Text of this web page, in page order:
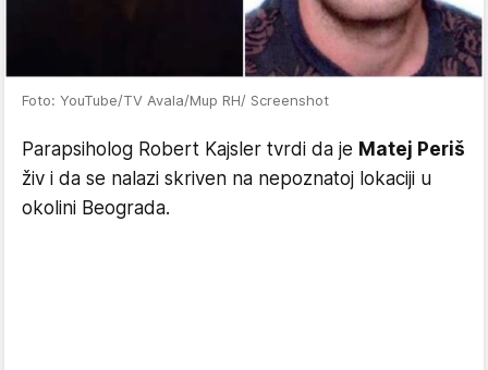
Foto: YouTube/TV Avala/Mup RH/ Screenshot
Parapsiholog Robert Kajsler tvrdi da je Matej Periš
živ i da se nalazi skriven na nepoznatoj lokaciji u
okolini Beograda.